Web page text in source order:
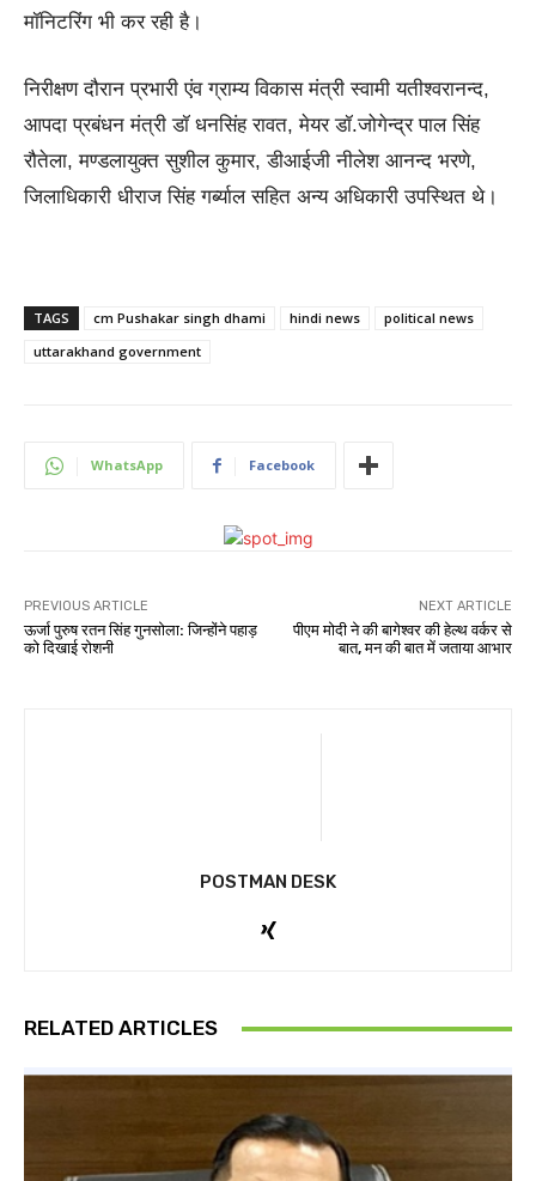
मॉनिटरिंग भी कर रही है।
निरीक्षण दौरान प्रभारी एंव ग्राम्य विकास मंत्री स्वामी यतीश्वरानन्द,
आपदा प्रबंधन मंत्री डॉ धनसिंह रावत, मेयर डॉ.जोगेन्द्र पाल सिंह
रौतेला, मण्डलायुक्त सुशील कुमार, डीआईजी नीलेश आनन्द भरणे,
जिलाधिकारी धीराज सिंह गर्ब्याल सहित अन्य अधिकारी उपस्थित थे।
TAGS cm Pushakar singh dhami hindi news
political news
uttarakhand government
WhatsApp Facebook
PREVIOUS ARTICLE
ऊर्जा पुरुष रतन सिंह गुनसोला: जिन्होंने पहाड़
को दिखाई रोशनी
NEXT ARTICLE
पीएम मोदी ने की बागेश्वर की हेल्थ वर्कर से
बात, मन की बात में जताया आभार
POSTMAN DESK
RELATED ARTICLES